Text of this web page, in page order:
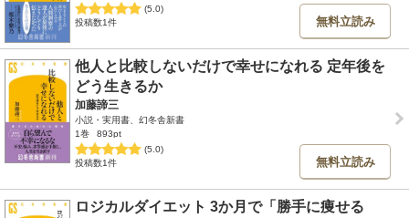
(5.0)
投稿数1件
無料立読み
他人と比較しないだけで幸せになれる 定年後を
どう生きるか
加藤諦三
小説・実用書、幻冬舎新書
1巻
893pt
(5.0)
投稿数1件
無料立読み
ロジカルダイエット 3か月で「勝手に痩せる